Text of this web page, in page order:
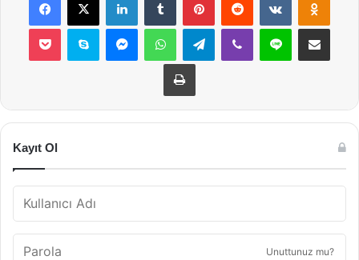
Pocket Skype MessengerWhatsAppTelegramViber Line E-Posta ile
Yazdır
Kayıt Ol
Unuttunuz mu?